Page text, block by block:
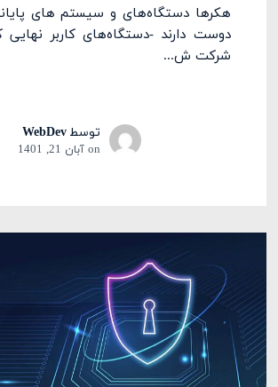
هکرها دستگاه‌های و سیستم های
دوست دارند -دستگاه‌های کاربر
شرکت ش...
توسطWebDev
on آبان 21, 1401